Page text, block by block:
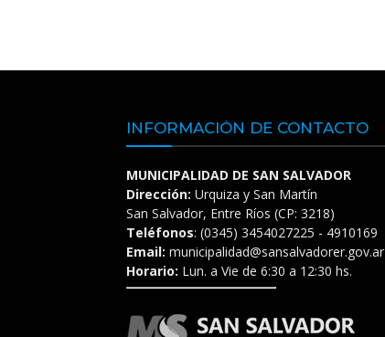
INFORMACIÓN DE CONTACTO
MUNICIPALIDAD DE SAN SALVADOR
Dirección: Urquiza y San Martín
San Salvador, Entre Ríos (CP: 3218)
Teléfonos: (0345) 3454027225 - 4910169
Email: municipalidad@sansalvadorer.gov.ar
Horario: Lun. a Vie de 6:30 a 12:30 hs.